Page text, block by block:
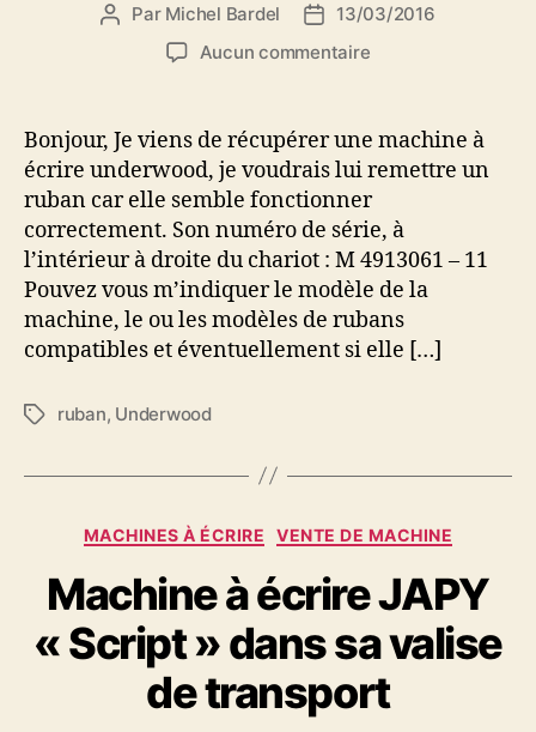
Auteur
Par Michel Bardel
Date13/03/2016
Aucun commentairesur
modèle
il
?
Underwood
M
4913061-
11
Bonjour, Je viens de récupérer une machine à
écrire underwood, je voudrais lui remettre un
ruban car elle semble fonctionner
correctement. Son numéro de série, à
l’intérieur à droite du chariot : M 4913061 – 11
Pouvez vous m’indiquer le modèle de la
machine, le ou les modèles de rubans
compatibles et éventuellement si elle […]
Étiquettes
ruban, Underwood
Catégories
MACHINES À ÉCRIRE VENTE DE MACHINE
Machine à écrire JAPY
« Script » dans sa valise
de transport